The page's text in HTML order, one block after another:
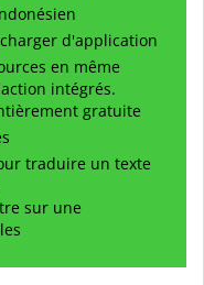
d'application
en même
intégrés.
gratuite
traduire un texte
sur une